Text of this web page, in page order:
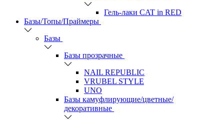
Гель-лаки CAT in RED
Базы/Топы/Праймеры
Базы
Базы прозрачные
NAIL REPUBLIC
VRUBEL STYLE
UNO
Базы камуфлирующие/цветные/
декоративные